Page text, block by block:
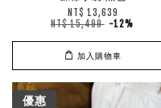
NT$ 13,639
NT$ 15,499 -12%
加入購物車
優惠